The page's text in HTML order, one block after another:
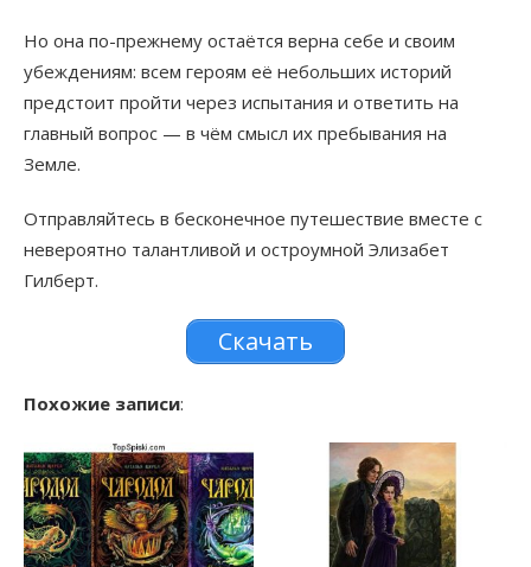
Но она по-прежнему остаётся верна себе и своим
убеждениям: всем героям её небольших историй
предстоит пройти через испытания и ответить на
главный вопрос — в чём смысл их пребывания на
Земле.
Отправляйтесь в бесконечное путешествие вместе с
невероятно талантливой и остроумной Элизабет
Гилберт.
Скачать
Похожие записи: